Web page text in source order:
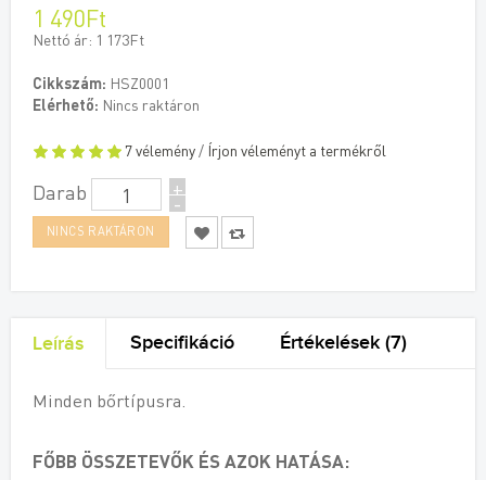
1 490Ft
Nettó ár: 1 173Ft
Cikkszám: HSZ0001
Elérhető: Nincs raktáron
7 vélemény/ Írjon véleményt a termékről
Darab +
-
Leírás Specifikáció Értékelések (7)
Minden bőrtípusra.
FŐBB ÖSSZETEVŐK ÉS AZOK HATÁSA: